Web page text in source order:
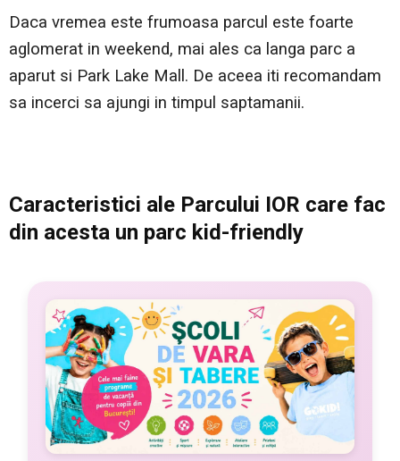
Daca vremea este frumoasa parcul este foarte
aglomerat in weekend, mai ales ca langa parc a
aparut si Park Lake Mall. De aceea iti recomandam
sa incerci sa ajungi in timpul saptamanii.
Caracteristici ale Parcului IOR care fac
din acesta un parc kid-friendly